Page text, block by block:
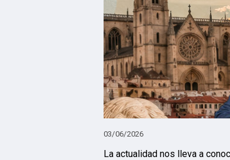
03/06/2026
La actualidad nos lleva a